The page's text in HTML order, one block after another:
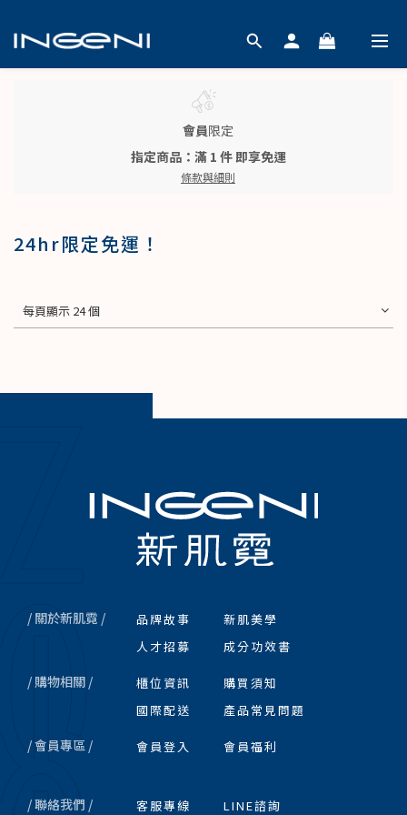
會員限定
指定商品：滿 1 件 即享免運
條款與細則
24hr限定免運！
每頁顯示 24 個
/ 關於新肌霓 / 品牌故事
新肌美學
人才招募
成分功效書
/ 購物相關 / 櫃位資訊
購買須知
國際配送
產品常見問題
/ 會員專區 / 會員登入 會員福利
/ 聯絡我們 / 客服專線 LINE諮詢